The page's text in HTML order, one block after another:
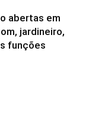
abertas em
jardineiro,
funções